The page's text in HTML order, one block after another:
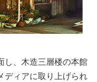
し、木造三層楼の本館
ディアに取り上げられ